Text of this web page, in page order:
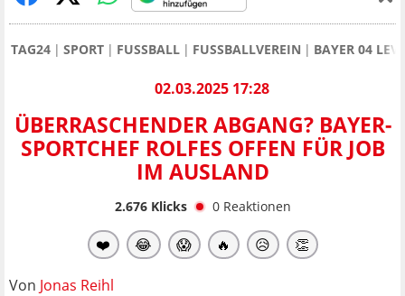
TAG24 SPORT FUSSBALL FUSSBALLVEREIN BAYER 04
02.03.2025 17:28
ÜBERRASCHENDER ABGANG? BAYER-
SPORTCHEF ROLFES OFFEN FÜR JOB
IM AUSLAND
2.676Klicks 0 Reaktionen
❤️ 😂 😱 🔥 😥 👏
Von Jonas Reihl